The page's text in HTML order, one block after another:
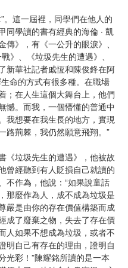
。這一屆裡，同學們在他人的
同學讀的書有經典的海倫 · 凱
》，有《一公升的眼淚》、
》、《垃圾先生的遭遇》、
新華社記者戚恆和陳俊鋒在阿
命的方式有很多種。在職場
；在人生這個大舞台上，他們
憾。而我，一個懵懂的普通中
我想要在我生長的地方，實現
路荊棘，我仍然願意飛翔。”
《垃圾先生的遭遇》，他被故
曾經聽到有人貶損自己就讀的
不作為，他說：“如果說童話
那麼作為人，成不成為垃圾是
是由你的存在價值構築而成
成了廢棄之物，失去了存在價
人如果不想成為垃圾，或者不
明自己有存在的理由，證明自
彩！”陳耀銘所讀的是一本